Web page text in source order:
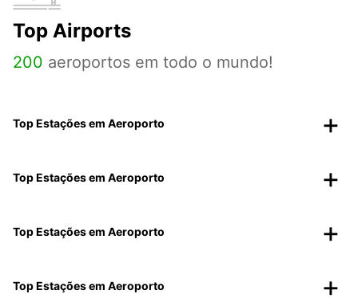
Top Airports
200 aeroportos em todo o mundo!
Top Estações em Aeroporto
Top Estações em Aeroporto
Top Estações em Aeroporto
Top Estações em Aeroporto